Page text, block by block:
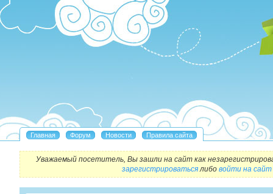
Уважаемый посетитель, Вы зашли на сайт как
зарегистрироватьсялибо войти на сайт